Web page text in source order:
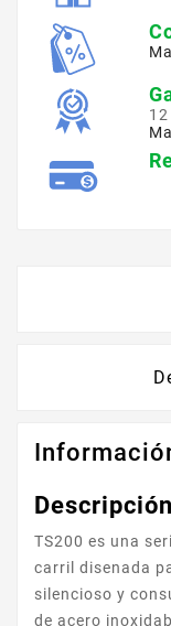
Descripción
TS200 es una
carril disenada
silencioso y
de acero